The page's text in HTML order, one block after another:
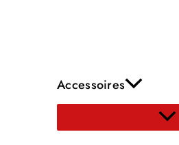
Accessoires